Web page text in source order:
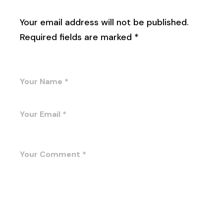
Your email address will not be published.
Required fields are marked *